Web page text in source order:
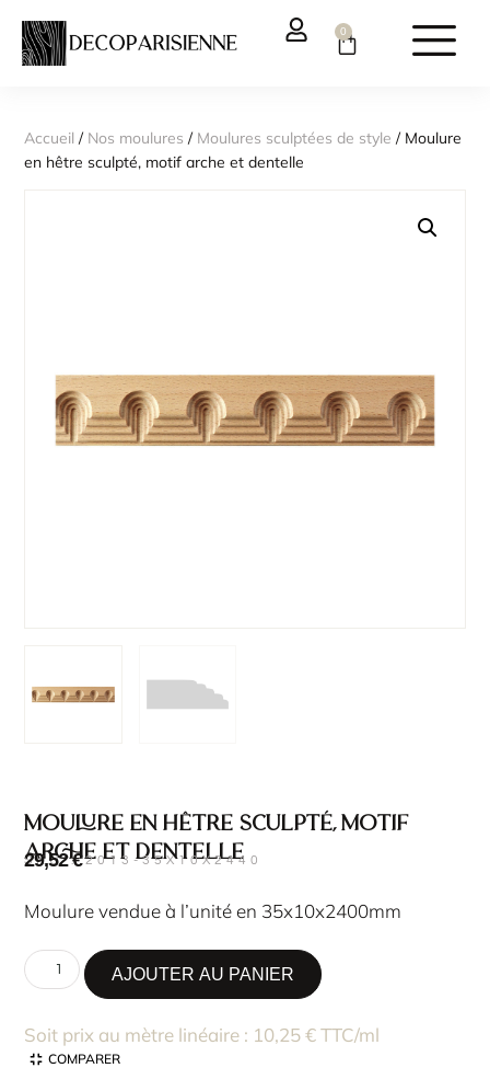
0
Accueil / Nos moulures / Moulures sculptées de style / Moulure
en hêtre sculpté, motif arche et dentelle
Moulure en hêtre sculpté, motif
arche et dentelle
SKU : 2013-35X10X2440
29,52€
Moulure vendue à l’unité en 35x10x2400mm
AJOUTER AU PANIER
Soit prix au mètre linéaire : 10,25 € TTC/ml
COMPARER